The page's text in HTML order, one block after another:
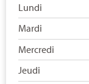
Lundi
Mardi
Mercredi
Jeudi